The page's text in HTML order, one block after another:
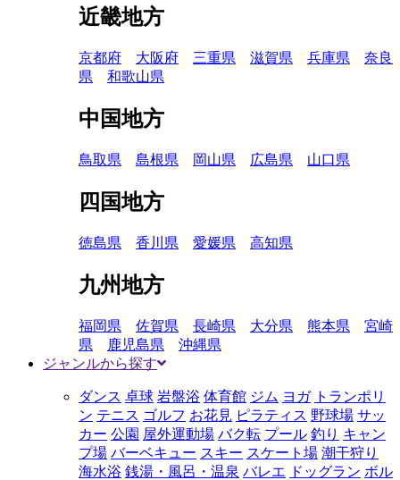
近畿地方
京都府 大阪府 三重県 滋賀県 兵庫県
奈良
県
和歌山県
中国地方
鳥取県 島根県 岡山県 広島県 山口県
四国地方
徳島県 香川県 愛媛県 高知県
九州地方
福岡県 佐賀県 長崎県 大分県 熊本県
宮崎
県
鹿児島県
沖縄県
ジャンルから探す
ダンス 卓球 岩盤浴 体育館 ジム ヨガ トランポリ
ン テニス ゴルフ お花見 ピラティス 野球場 サッ
カー 公園 屋外運動場 バク転 プール 釣り キャン
プ場 バーベキュー スキー スケート場 潮干狩り
海水浴 銭湯・風呂・温泉 バレエ ドッグラン ボル